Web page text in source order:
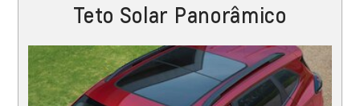
Teto Solar Panorâmico